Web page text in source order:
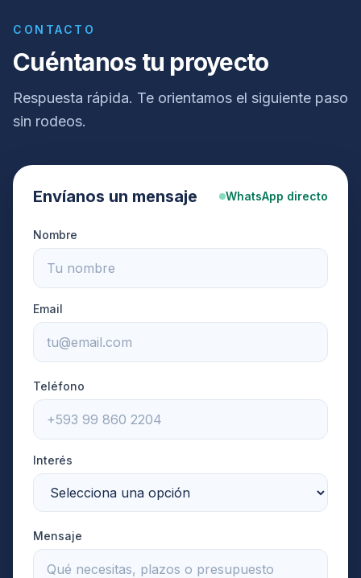
CONTACTO
Cuéntanos tu proyecto
Respuesta rápida. Te orientamos el siguiente paso
sin rodeos.
Envíanos un mensaje WhatsApp directo
Nombre
Email
Teléfono
Interés
Mensaje